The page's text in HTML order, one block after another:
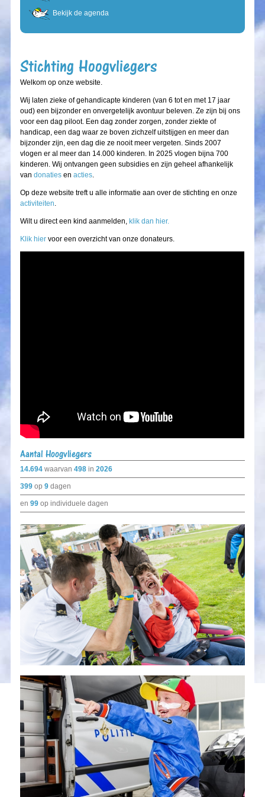
Bekijk de agenda
Stichting Hoogvliegers
Welkom op onze website.
Wij laten zieke of gehandicapte kinderen (van 6 tot en met 17 jaar
oud) een bijzonder en onvergetelijk avontuur beleven. Ze zijn bij ons
voor een dag piloot. Een dag zonder zorgen, zonder ziekte of
handicap, een dag waar ze boven zichzelf uitstijgen en meer dan
bijzonder zijn, een dag die ze nooit meer vergeten. Sinds 2007
vlogen er al meer dan 14.000 kinderen. In 2025 vlogen bijna 700
kinderen. Wij ontvangen geen subsidies en zijn geheel afhankelijk
vandonaties enacties.
Op deze website treft u alle informatie aan over de stichting en onze
activiteiten.
Wilt u direct een kind aanmelden, klik dan hier.
Klik hiervoor een overzicht van onze donateurs.
Aantal Hoogvliegers
14.694 waarvan498 in2026
399 op9 dagen
en99 op individuele dagen